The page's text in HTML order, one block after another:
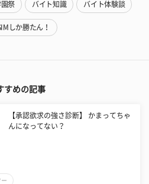
園祭 バイト知識 バイト体験談
しか勝たん！
すめの記事
【承認欲求の強さ診断】 かまってちゃ
んになってない？